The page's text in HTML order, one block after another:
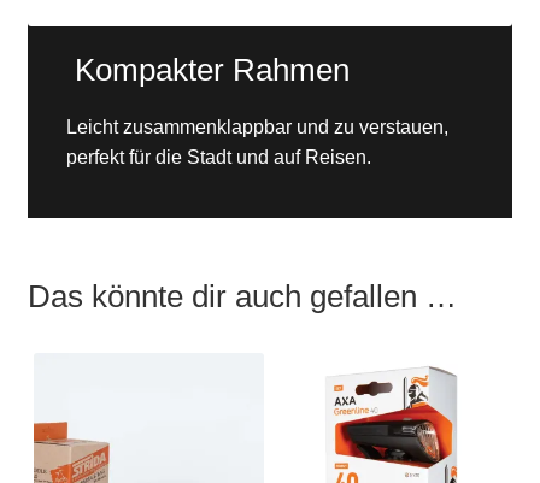
Kompakter Rahmen
Leicht zusammenklappbar und zu verstauen,
perfekt für die Stadt und auf Reisen.
Das könnte dir auch gefallen …